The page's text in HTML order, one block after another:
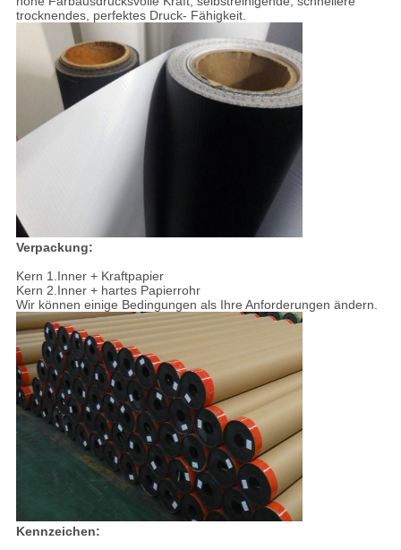
trocknendes, perfektes Druck- Fähigkeit.
Verpackung:
Kern 1.Inner + Kraftpapier
Kern 2.Inner + hartes Papierrohr
Wir können einige Bedingungen als Ihre Anforderungen ändern.
Kennzeichen: